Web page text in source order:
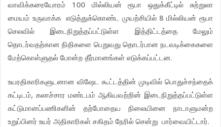
வாவிக்கரையோரம் 100 மில்லியன் ரூபா ஒதுக்கீட்டில் சுற்றுலா
மையம் உருவாக்க எடுத்துக்கொண்ட முயற்சியில் 8 மில்லியன் ரூபா
செலவில் இடைநிறுத்தப்பட்டுள்ள இத்திட்டத்தை மேலும்
தொடர்வதற்கான நிதிகளை பெறுவது தொடர்பான நடவடிக்கைகளை
மேற்கொள்ளுதல் போன்ற தீர்மானங்கள் எடுக்கப்பட்டன.
உயரதிகாரிகளுடனான விஷேட கூட்டத்தின் முடிவில் பொதுச்சந்தைக்
கட்டிடம், கலாச்சார மண்டபம் ஆகியவற்றின் இடைநிறுத்தப்பட்டுள்ள
கட்டுமானப்பணிகளின் தற்போதைய நிலையினை நாடாளுமன்ற
உறுப்பினர் உயர் அதிகாரிகள் சகிதம் நேரில் சென்று பார்வையிட்டார்.